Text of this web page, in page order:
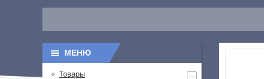
Товары